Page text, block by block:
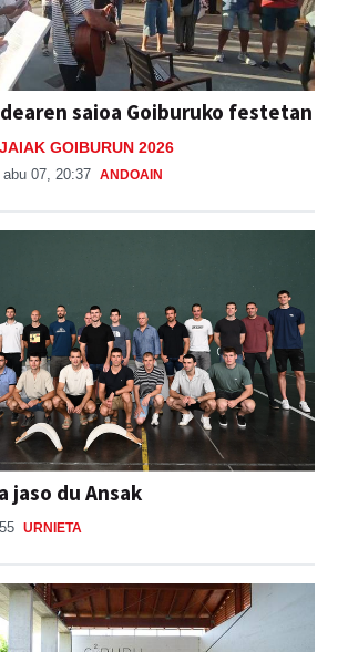
saioa Goiburuko festetan
GOIBURUN 2026
abu 07, 20:37 ANDOAIN
jaso du Ansak
URNIETA